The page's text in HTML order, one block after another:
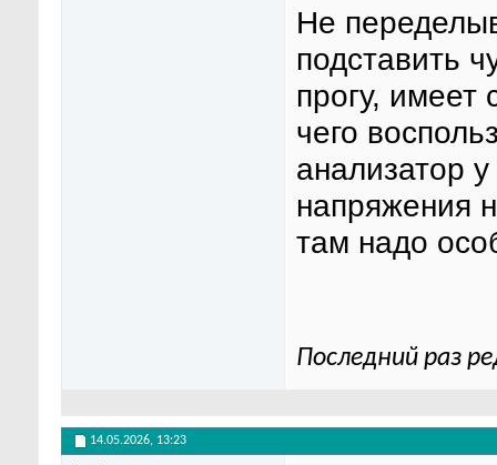
Не
подставить
прогу, имеет
чего
анализатор
напряжения
там надо
Последний раз
14.05.2026, 13:23